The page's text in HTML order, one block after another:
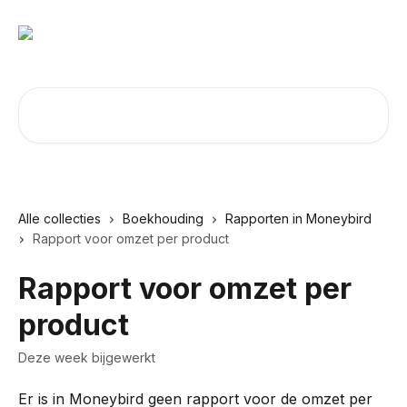
Alle collecties Boekhouding
Rapporten in Moneybird
Rapport voor omzet per product
Rapport voor omzet per
product
Deze week bijgewerkt
Er is in Moneybird geen rapport voor de omzet per